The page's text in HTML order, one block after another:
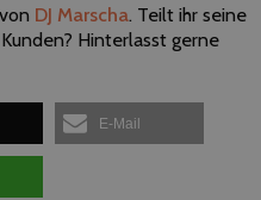
DJ Marscha. Teilt ihr seine
Hinterlasst gerne
E-Mail